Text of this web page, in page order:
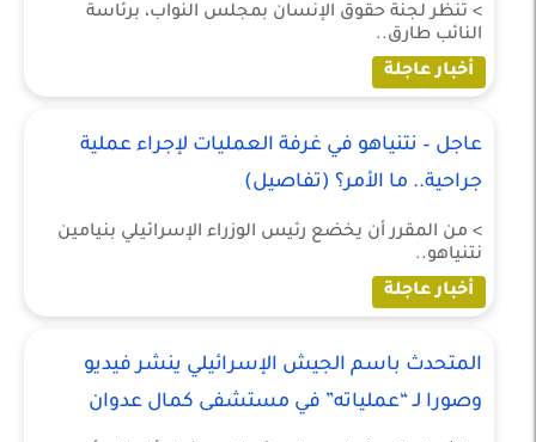
> تنظر لجنة حقوق الإنسان بمجلس النواب، برئاسة
النائب طارق..
أخبار عاجلة
عاجل – نتنياهو في غرفة العمليات لإجراء عملية
جراحية.. ما الأمر؟ (تفاصيل)
> من المقرر أن يخضع رئيس الوزراء الإسرائيلي بنيامين
نتنياهو..
أخبار عاجلة
المتحدث باسم الجيش الإسرائيلي ينشر فيديو
وصورا لـ “عملياته” في مستشفى كمال عدوان